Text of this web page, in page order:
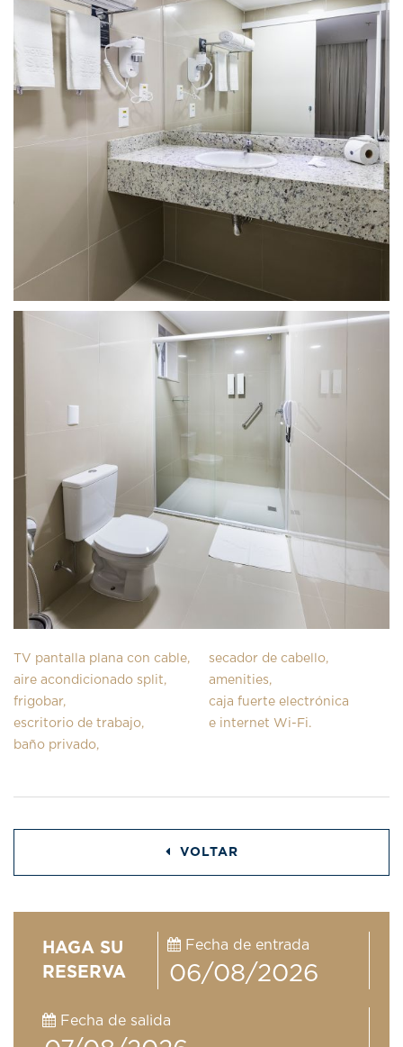
TV pantalla plana con cable,
aire acondicionado split,
frigobar,
escritorio de trabajo,
baño privado,
secador de cabello,
amenities,
caja fuerte electrónica
e internet Wi-Fi.
VOLTAR
HAGA SU
RESERVA
Fecha de entrada
Fecha de salida